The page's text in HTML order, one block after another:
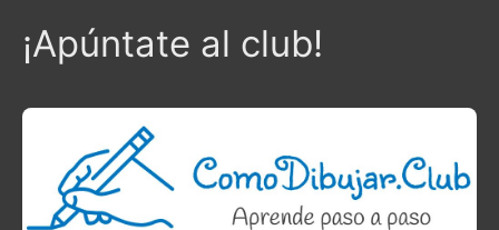
¡Apúntate al club!